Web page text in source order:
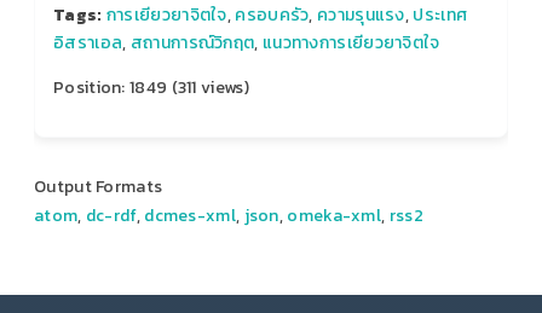
Tags: การเยียวยาจิตใจ,ครอบครัว, ความรุนแรง,ประเทศ
อิสราเอล, สถานการณ์วิกฤต, แนวทางการเยียวยาจิตใจ
Position:1849 (311views)
Output Formats
atom, dc-rdf,dcmes-xml, json,omeka-xml, rss2